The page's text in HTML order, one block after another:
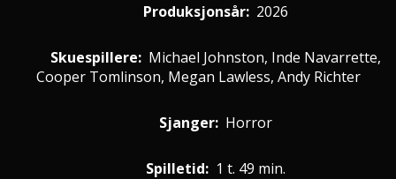
Produksjonsår: 2026
Skuespillere: Michael Johnston, Inde Navarrette,
Cooper Tomlinson, Megan Lawless, Andy Richter
Sjanger: Horror
Spilletid: 1 t. 49 min.